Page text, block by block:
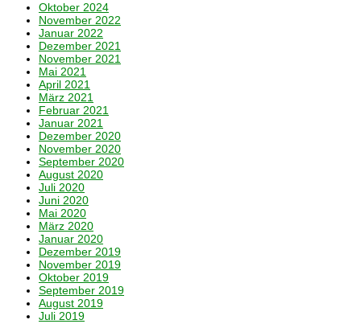
Oktober 2024
November 2022
Januar 2022
Dezember 2021
November 2021
Mai 2021
April 2021
März 2021
Februar 2021
Januar 2021
Dezember 2020
November 2020
September 2020
August 2020
Juli 2020
Juni 2020
Mai 2020
März 2020
Januar 2020
Dezember 2019
November 2019
Oktober 2019
September 2019
August 2019
Juli 2019